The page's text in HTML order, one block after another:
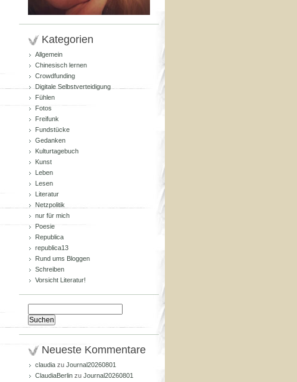
Kategorien
Allgemein
Chinesisch lernen
Crowdfunding
Digitale Selbstverteidigung
Fühlen
Fotos
Freifunk
Fundstücke
Gedanken
Kulturtagebuch
Kunst
Leben
Lesen
Literatur
Netzpolitik
nur für mich
Poesie
Republica
republica13
Rund ums Bloggen
Schreiben
Vorsicht Literatur!
nach:
Neueste Kommentare
claudia zu Journal20260801
ClaudiaBerlin zu Journal20260801